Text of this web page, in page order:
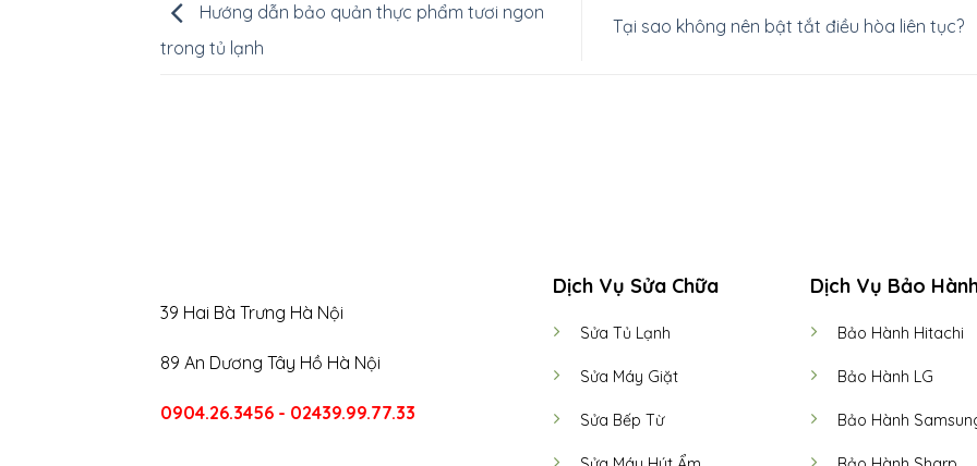
Hướng dẫn bảo quản thực phẩm tươi ngon
trong tủ lạnh
Tại sao không nên bật tắt điều hòa liên tục?
39 Hai Bà Trưng Hà Nội
89 An Dương Tây Hồ Hà Nội
0904.26.3456 - 02439.99.77.33
Dịch Vụ Sửa Chữa
Sửa Tủ Lạnh
Sửa Máy Giặt
Sửa Bếp Từ
Dịch Vụ Bảo
Bảo Hành Hitachi
Bảo Hành LG
Bảo Hành